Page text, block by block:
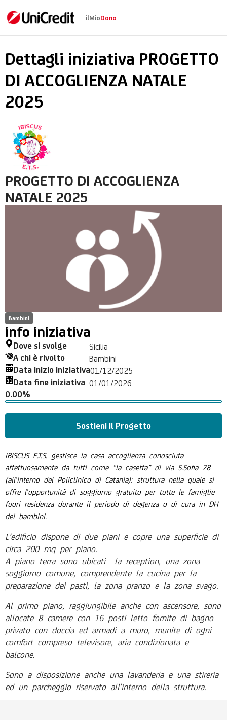
PROGETTO DI
ilMioDono
Dettagli iniziativa PROGETTO
DI ACCOGLIENZA NATALE
2025
PROGETTO DI ACCOGLIENZA
NATALE 2025
Bambini
info iniziativa
Dove si svolge Sicilia
A chi è rivolto Bambini
Data inizio iniziativa01/12/2025
Data fine iniziativa 01/01/2026
0.00%
Sostieni Il Progetto
IBISCUS E.T.S. gestisce la casa accoglienza conosciuta
affettuosamente da tutti come “la casetta” di via S.Sofia 78
(all’interno del Policlinico di Catania): struttura nella quale si
offre l’opportunità di soggiorno gratuito per tutte le famiglie
fuori residenza durante il periodo di degenza o di cura in DH
dei bambini.
L’edificio dispone di due piani e copre una superficie di
circa 200 mq per piano.
A piano terra sono ubicati la reception, una zona
soggiorno comune, comprendente la cucina per la
preparazione dei pasti, la zona pranzo e la zona svago.
Al primo piano, raggiungibile anche con ascensore, sono
allocate 8 camere con 16 posti letto fornite di bagno
privato con doccia ed armadi a muro, munite di ogni
comfort compreso televisore, aria condizionata e
balcone.
Sono a disposizione anche una lavanderia e una stireria
ed un parcheggio riservato all’interno della struttura.